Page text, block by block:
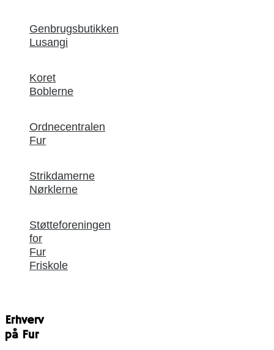
Genbrugsbutikken
Lusangi
Koret
Boblerne
Ordnecentralen
Fur
Strikdamerne
Nørklerne
Støtteforeningen
for
Fur
Friskole
Erhverv
på Fur